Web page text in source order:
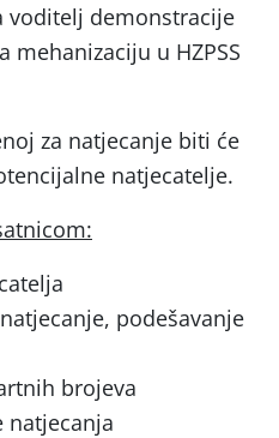
voditelj demonstracije
mehanizaciju u HZPSS
za natjecanje biti će
natjecatelje.
podešavanje
brojeva
natjecanja